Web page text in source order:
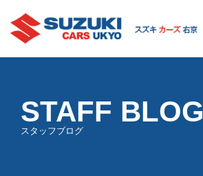
STAFF BLOG
スタッフブログ